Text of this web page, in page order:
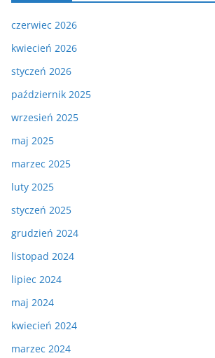
czerwiec 2026
kwiecień 2026
styczeń 2026
październik 2025
wrzesień 2025
maj 2025
marzec 2025
luty 2025
styczeń 2025
grudzień 2024
listopad 2024
lipiec 2024
maj 2024
kwiecień 2024
marzec 2024